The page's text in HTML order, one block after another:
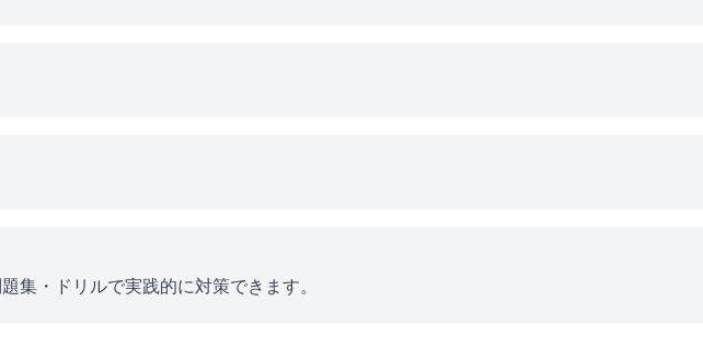
集・ドリルで実践的に対策できます。